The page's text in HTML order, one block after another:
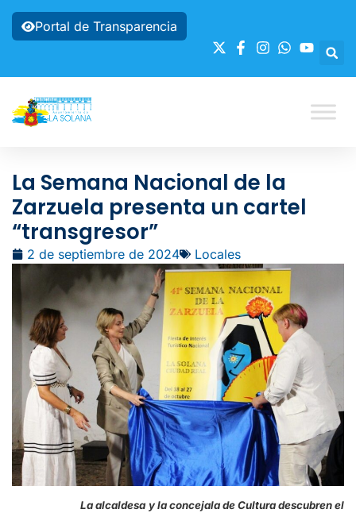
Portal de Transparencia
La Semana Nacional de la
Zarzuela presenta un cartel
“transgresor”
2 de septiembre de 2024 Locales
La alcaldesa y la concejala de Cultura descubren el